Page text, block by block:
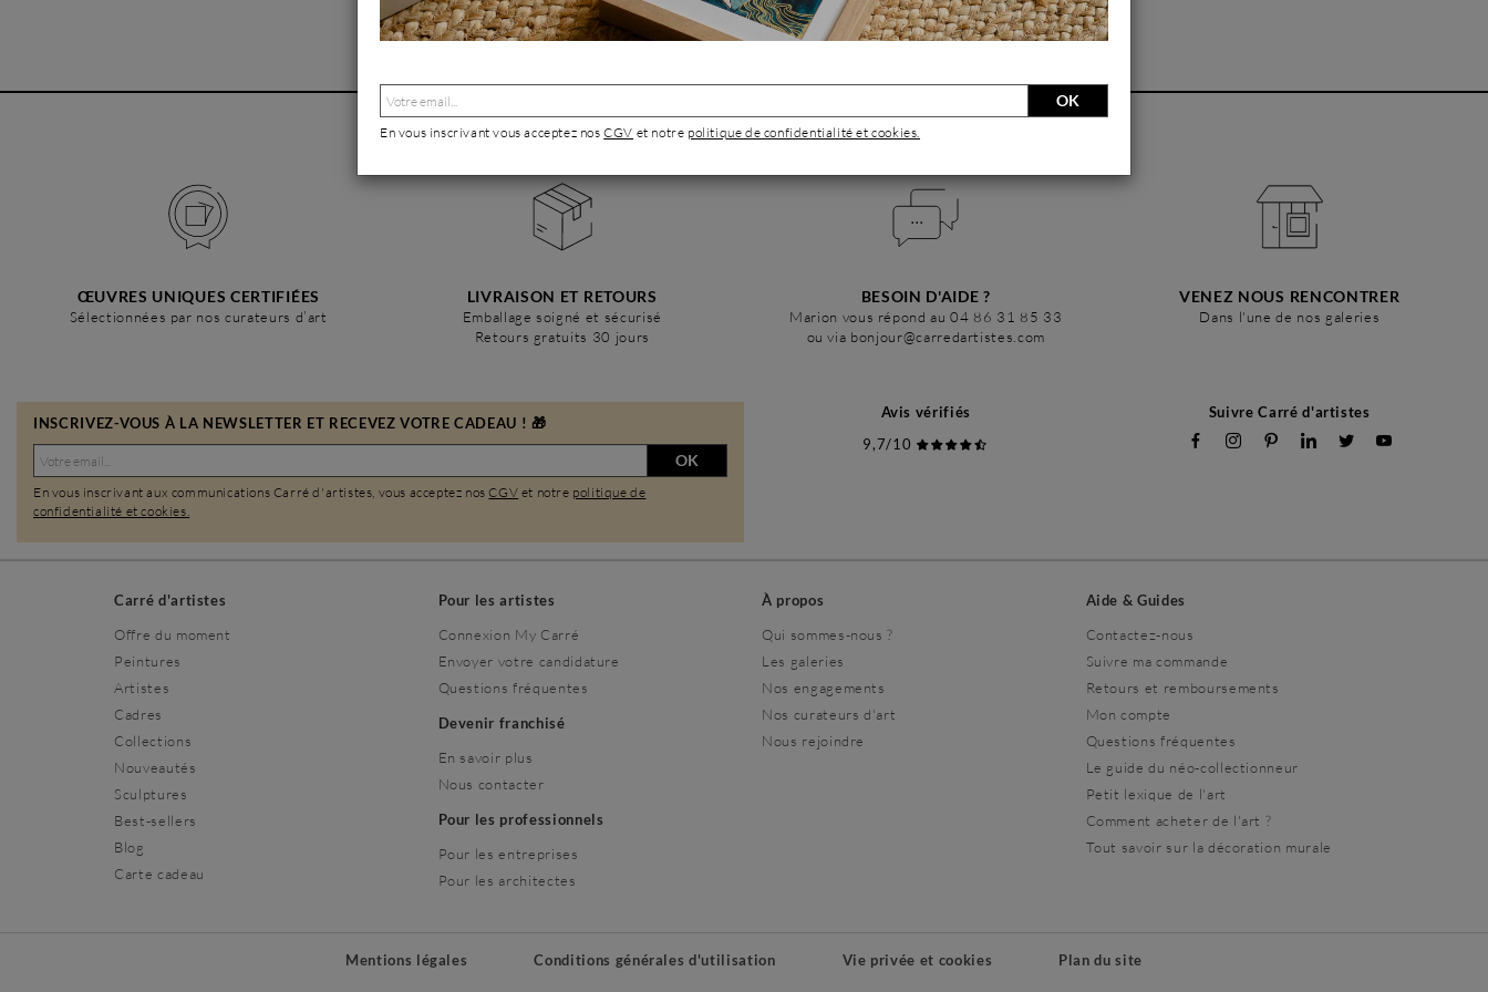
ŒUVRES UNIQUES CERTIFIÉES
Sélectionnées par nos curateurs d’art
LIVRAISON ET RETOURS
Emballage soigné et sécurisé
Retours gratuits 30 jours
BESOIN D'AIDE ?
Marion vous répond au 04 86 31 85 33
ou via bonjour@carredartistes.com
VENEZ NOUS RENCONTRER
Dans l'une de nos galeries
INSCRIVEZ-VOUS À LA NEWSLETTER ET RECEVEZ VOTRE CADEAU ! 🎁
OK
En vous inscrivant aux communications Carré d'artistes, vous acceptez nosCGV et notre politique de
confidentialité et cookies.
Avis vérifiés
9,7/10
Suivre Carré d'artistes
Carré d'artistes
Offre du moment
Peintures
Artistes
Cadres
Collections
Nouveautés
Sculptures
Best-sellers
Blog
Carte cadeau
Pour les artistes
Connexion My Carré
Envoyer votre candidature
Questions fréquentes
Devenir franchisé
En savoir plus
Nous contacter
Pour les professionnels
Pour les entreprises
Pour les architectes
À propos
Qui sommes-nous ?
Les galeries
Nos engagements
Nos curateurs d'art
Nous rejoindre
Aide & Guides
Contactez-nous
Suivre ma commande
Retours et remboursements
Mon compte
Questions fréquentes
Le guide du néo-collectionneur
Petit lexique de l'art
Comment acheter de l'art ?
Tout savoir sur la décoration murale
Mentions légales Conditions générales d'utilisation Vie privée et cookies Plan du site
OK
En vous inscrivant vous acceptez nosCGV et notre politique de confidentialité et cookies.